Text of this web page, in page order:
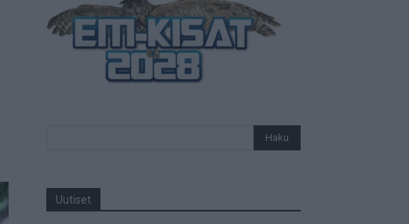
Uutiset